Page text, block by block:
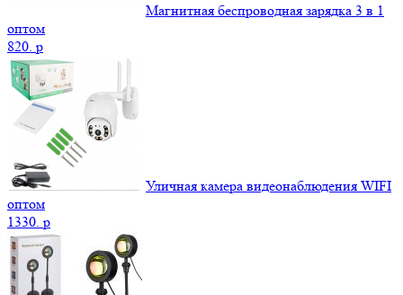
Магнитная беспроводная зарядка 3 в 1
оптом
820. p
Уличная камера видеонаблюдения WIFI
оптом
1330. p